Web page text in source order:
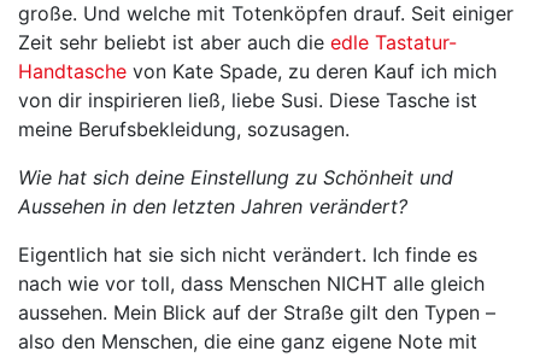
große. Und welche mit Totenköpfen drauf. Seit einiger
Zeit sehr beliebt ist aber auch die edle Tastatur-
Handtasche von Kate Spade, zu deren Kauf ich mich
von dir inspirieren ließ, liebe Susi. Diese Tasche ist
meine Berufsbekleidung, sozusagen.
Wie hat sich deine Einstellung zu Schönheit und
Aussehen in den letzten Jahren verändert?
Eigentlich hat sie sich nicht verändert. Ich finde es
nach wie vor toll, dass Menschen NICHT alle gleich
aussehen. Mein Blick auf der Straße gilt den Typen –
also den Menschen, die eine ganz eigene Note mit